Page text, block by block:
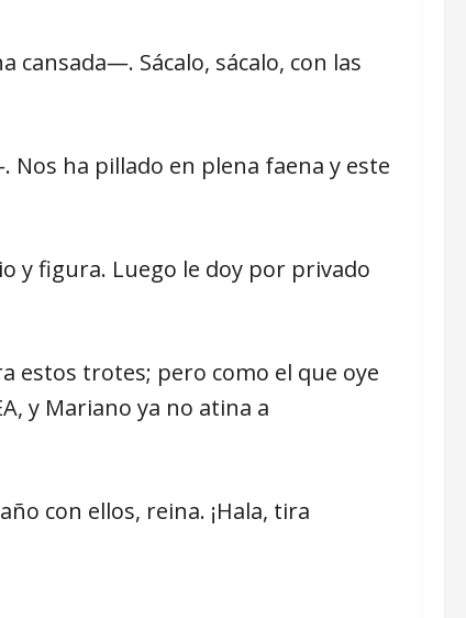
Sácalo, sácalo, con las
Nos ha pillado en plena faena y este
y figura. Luego le doy por privado
estos trotes; pero como el que oye
y Mariano ya no atina a
con ellos, reina. ¡Hala, tira